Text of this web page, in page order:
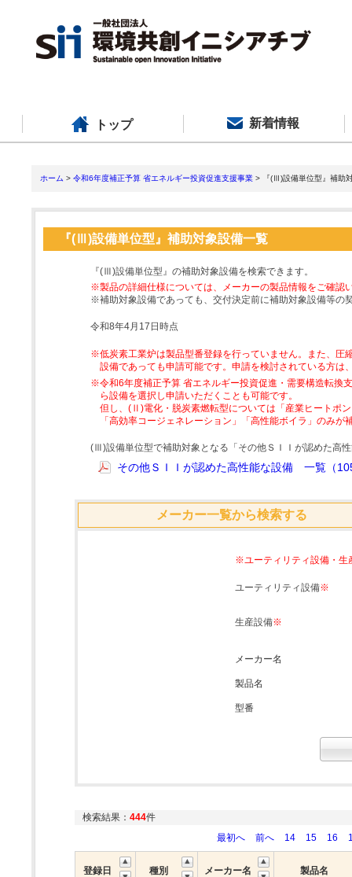
トップ 新着情報
ホーム > 令和6年度補正予算 省エネルギー投資促進支援事業 > 『(Ⅲ)設備単位型』補助
『(Ⅲ)設備単位型』補助対象設備一覧
『(Ⅲ)設備単位型』の補助対象設備を検索できます。
※製品の詳細仕様については、メーカーの製品情報をご確認
※補助対象設備であっても、交付決定前に補助対象設備等の
令和8年4月17日時点
※低炭素工業炉は製品型番登録を行っていません。また、圧
設備であっても申請可能です。申請を検討されている方は
※令和6年度補正予算 省エネルギー投資促進・需要構造転
ら設備を選択し申請いただくことも可能です。
但し、(Ⅱ)電化・脱炭素燃転型については「産業ヒートポ
「高効率コージェネレーション」「高性能ボイラ」のみが
(Ⅲ)設備単位型で補助対象となる「その他ＳＩＩが認めた高
その他ＳＩＩが認めた高性能な設備 一覧（
メーカー一覧から検索する
※ユーティリティ設備・生
ユーティリティ設備※
生産設備※
メーカー名
製品名
型番
検索結果： 444件
最初へ
前へ 14 15 16
登録日 種別 メーカー名 製品名